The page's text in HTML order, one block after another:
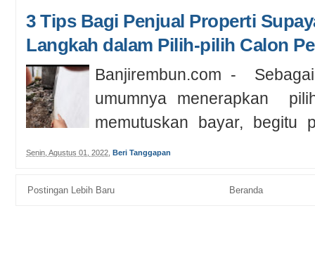
3 Tips Bagi Penjual Properti
Langkah dalam Pilih-pilih Calon
Banjirembun.com -
umumnya menerapkan
memutuskan bayar, begitu
disa...
Senin, Agustus 01, 2022 Beri Tanggapan
Postingan Lebih Baru Beranda